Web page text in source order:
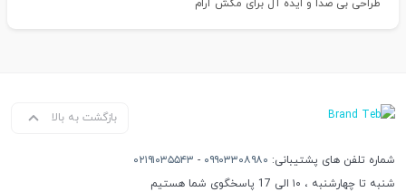
طراحی بی صدا و ایده آل برای مکش آرام
بازگشت به بالا
شماره تلفن های پشتیبانی: ۰۹۹۰۳۳۰۸۹۸۰ - ۰۲۱۹۱۰۳۵۵۴۳
شنبه تا چهارشنبه ، ۱۰ الی 17 پاسخگوی شما هستیم